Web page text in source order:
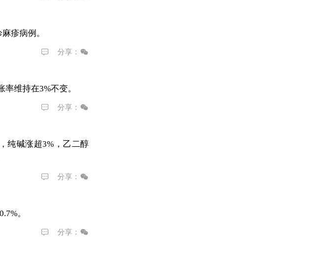
疹病例。
分享：
维持在3%不变。
分享：
纯碱涨超3%，乙二醇
分享：
。
分享：